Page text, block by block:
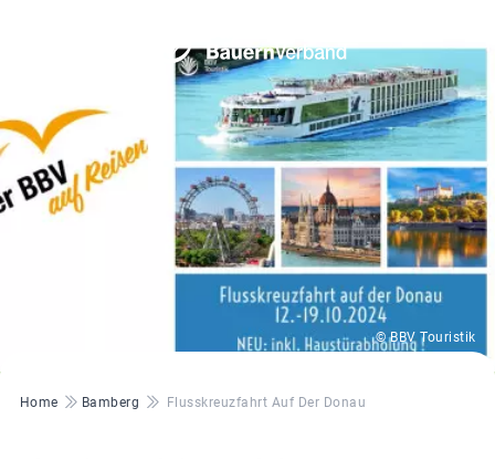
© BBV Touristik
Pfadnavigation
Home Bamberg Flusskreuzfahrt Auf Der Donau